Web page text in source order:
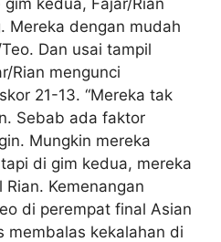
Mereka dengan mudah
Dan usai tampil
Rian mengunci
21-13. “Mereka tak
Sebab ada faktor
Mungkin mereka
di gim kedua, mereka
Kemenangan
di perempat final Asian
membalas kekalahan di